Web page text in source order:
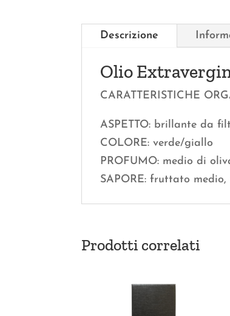
Descrizione
Olio
CARATTERISTICHE
ASPETTO: brillante da
COLORE: verde/giallo
PROFUMO: medio di
SAPORE: fruttato
Prodotti correlati